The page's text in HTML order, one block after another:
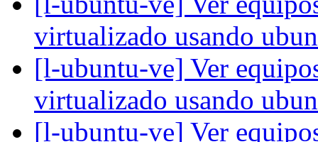
virtualizado usando
[l-ubuntu-ve] Ver
virtualizado usando
[l-ubuntu-ve] Ver